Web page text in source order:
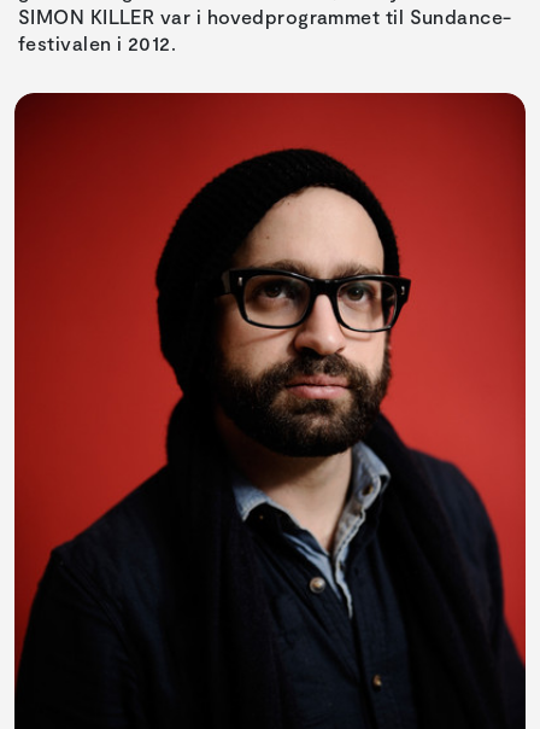
SIMON KILLER var i hovedprogrammet til Sundance-
festivalen i 2012.